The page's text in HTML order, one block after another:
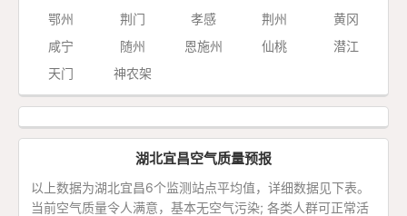
鄂州
荆门 孝感 荆州
黄冈
咸宁
随州 恩施州 仙桃
潜江
天门
神农架
湖北宜昌空气质量预报
以上数据为湖北宜昌6个监测站点平均值，详细数据见下表。
当前空气质量令人满意，基本无空气污染; 各类人群可正常活